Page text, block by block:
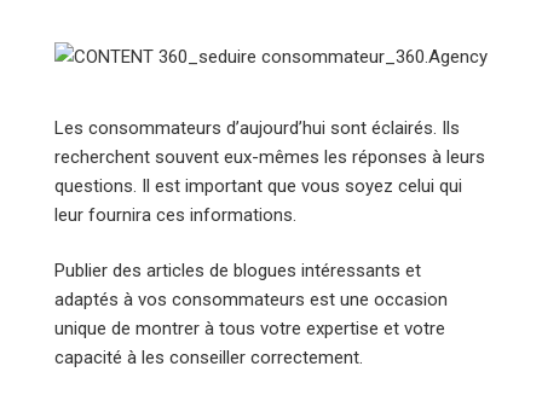
Les consommateurs d’aujourd’hui sont éclairés. Ils
recherchent souvent eux-mêmes les réponses à leurs
questions. Il est important que vous soyez celui qui
leur fournira ces informations.
Publier des articles de blogues intéressants et
adaptés à vos consommateurs est une occasion
unique de montrer à tous votre expertise et votre
capacité à les conseiller correctement.